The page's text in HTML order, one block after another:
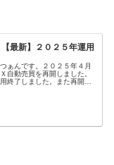
最新】２０２５年運用
ぁんです。２０２５年４月
自動売買を再開しました。
終了しました。また再開し